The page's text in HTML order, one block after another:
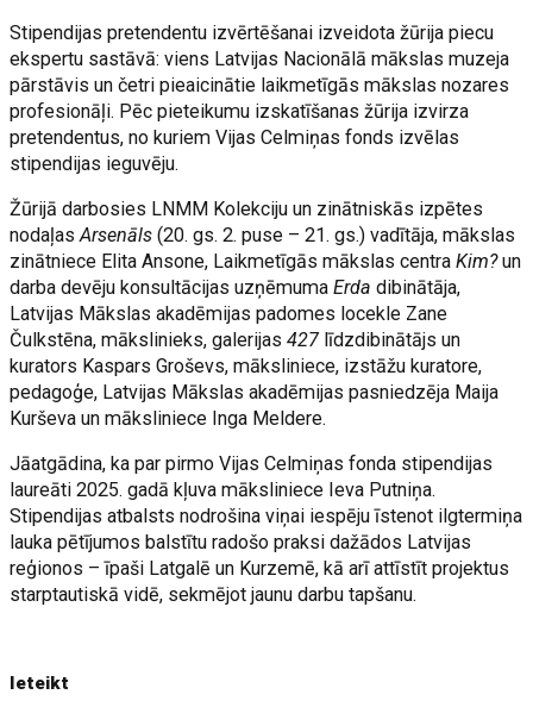
Stipendijas pretendentu izvērtēšanai izveidota žūrija piecu
ekspertu sastāvā: viens Latvijas Nacionālā mākslas muzeja
pārstāvis un četri pieaicinātie laikmetīgās mākslas nozares
profesionāļi. Pēc pieteikumu izskatīšanas žūrija izvirza
pretendentus, no kuriem Vijas Celmiņas fonds izvēlas
stipendijas ieguvēju.
Žūrijā darbosies LNMM Kolekciju un zinātniskās izpētes
nodaļasArsenāls (20. gs. 2. puse – 21. gs.) vadītāja, mākslas
zinātniece Elita Ansone, Laikmetīgās mākslas centraKim?un
darba devēju konsultācijas uzņēmumaErda dibinātāja,
Latvijas Mākslas akadēmijas padomes locekle Zane
Čulkstēna, mākslinieks, galerijas427līdzdibinātājs un
kurators Kaspars Groševs, māksliniece, izstāžu kuratore,
pedagoģe, Latvijas Mākslas akadēmijas pasniedzēja Maija
Kurševa un māksliniece Inga Meldere.
Jāatgādina, ka par pirmo Vijas Celmiņas fonda stipendijas
laureāti 2025. gadā kļuva māksliniece Ieva Putniņa.
Stipendijas atbalsts nodrošina viņai iespēju īstenot ilgtermiņa
lauka pētījumos balstītu radošo praksi dažādos Latvijas
reģionos – īpaši Latgalē un Kurzemē, kā arī attīstīt projektus
starptautiskā vidē, sekmējot jaunu darbu tapšanu.
Ieteikt